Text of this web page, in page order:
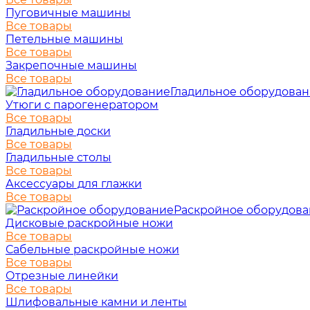
Пуговичные машины
Все товары
Петельные машины
Все товары
Закрепочные машины
Все товары
Гладильное
Утюги с парогенератором
Все товары
Гладильные доски
Все товары
Гладильные столы
Все товары
Аксессуары для глажки
Все товары
Раскройное
Дисковые раскройные ножи
Все товары
Сабельные раскройные ножи
Все товары
Отрезные линейки
Все товары
Шлифовальные камни и ленты